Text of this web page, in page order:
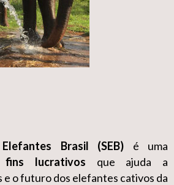
Brasil (SEB) é uma
fins lucrativos que ajuda a
e o futuro dos elefantes cativos da